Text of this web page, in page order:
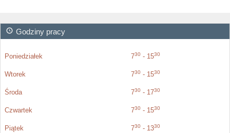
Godziny pracy
Poniedziałek 730 - 1530
Wtorek 730 - 1530
Środa 730 - 1730
Czwartek 730 - 1530
Piątek 730 - 1330